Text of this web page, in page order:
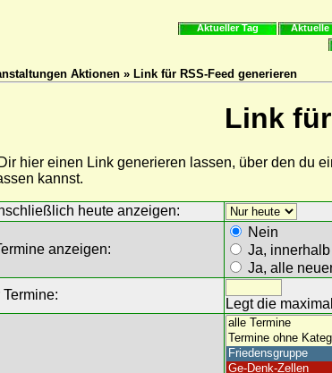
Aktueller Tag Aktuelle
Aktionen » Link für RSS-Feed generieren
Link
hier einen Link generieren lassen, über den du
kannst.
heute anzeigen:
anzeigen:
Nein
Ja,
Ja, alle
Legt die